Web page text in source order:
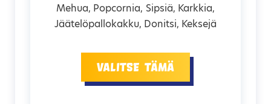
Mehua, Popcornia, Sipsiä, Karkkia,
Jäätelöpallokakku, Donitsi, Keksejä
Valitse tämä